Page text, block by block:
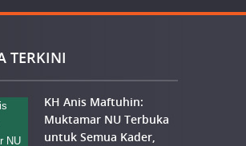
TERKINI
KH Anis Maftuhin:
Muktamar NU Terbuka
untuk Semua Kader,